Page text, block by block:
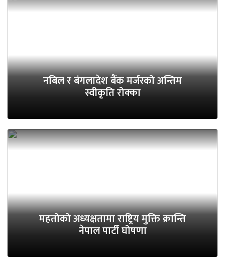
नबिल र बंगलादेश बैंक मर्जरको अन्तिम
स्वीकृति रोक्का
महतोको अध्यक्षतामा राष्ट्रिय मुक्ति क्रान्ति
नेपाल पार्टी घोषणा